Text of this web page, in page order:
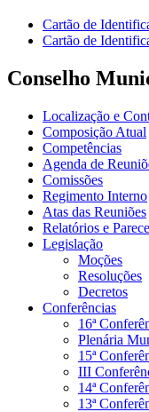
Cartão de
Cartão de
Conselho
Localização e
Composição Atual
Competências
Agenda de
Comissões
Regimento Interno
Atas das Reuniões
Relatórios e
Legislação
Moções
Resoluções
Decretos
Conferências
16ª
Plenária
15ª
III
14ª
13ª